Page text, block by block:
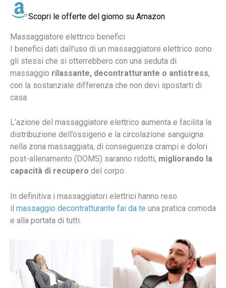
Scopri le offerte del giorno su Amazon
Massaggiatore elettrico benefici
I benefici dati dall’uso di un massaggiatore elettrico sono
gli stessi che si otterrebbero con una seduta di
massaggio rilassante, decontratturante o antistress,
con la sostanziale differenza che non devi spostarti di
casa.
L’azione del massaggiatore elettrico aumenta e facilita la
distribuzione dell’ossigeno e la circolazione sanguigna
nella zona massaggiata, di conseguenza crampi e dolori
post-allenamento (DOMS) saranno ridotti, migliorando la
capacità di recupero del corpo.
In definitiva i massaggiatori elettrici hanno reso
il massaggio decontratturante fai da te una pratica comoda
e alla portata di tutti.